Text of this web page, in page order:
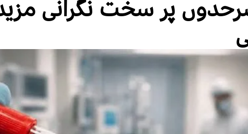
پر سخت نگرانی